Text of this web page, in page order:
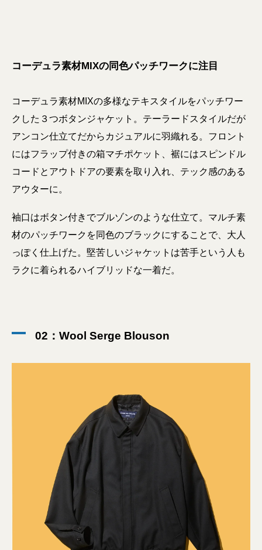
コーデュラ素材MIXの同色パッチワークに注目
コーデュラ素材MIXの多様なテキスタイルをパッチワー
クした３つボタンジャケット。テーラードスタイルだが
アンコン仕立てだからカジュアルに羽織れる。フロント
にはフラップ付きの箱マチポケット、裾にはスピンドル
コードとアウトドアの要素を取り入れ、テック感のある
アウターに。
袖口はボタン付きでブルゾンのような仕立て。マルチ素
材のパッチワークを同色のブラックにすることで、大人
っぽく仕上げた。堅苦しいジャケットは苦手という人も
ラクに着られるハイブリッドな一着だ。
02：Wool Serge Blouson